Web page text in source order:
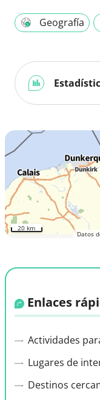
Geografía
Datos
20 km
Enlaces
Actividades
Lugares de
Destinos